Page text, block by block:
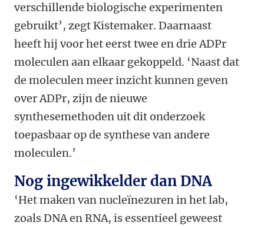
verschillende biologische experimenten
gebruikt’, zegt Kistemaker. Daarnaast
heeft hij voor het eerst twee en drie ADPr
moleculen aan elkaar gekoppeld. ‘Naast dat
de moleculen meer inzicht kunnen geven
over ADPr, zijn de nieuwe
synthesemethoden uit dit onderzoek
toepasbaar op de synthese van andere
moleculen.’
Nog ingewikkelder dan DNA
‘Het maken van nucleïnezuren in het lab,
zoals DNA en RNA, is essentieel geweest